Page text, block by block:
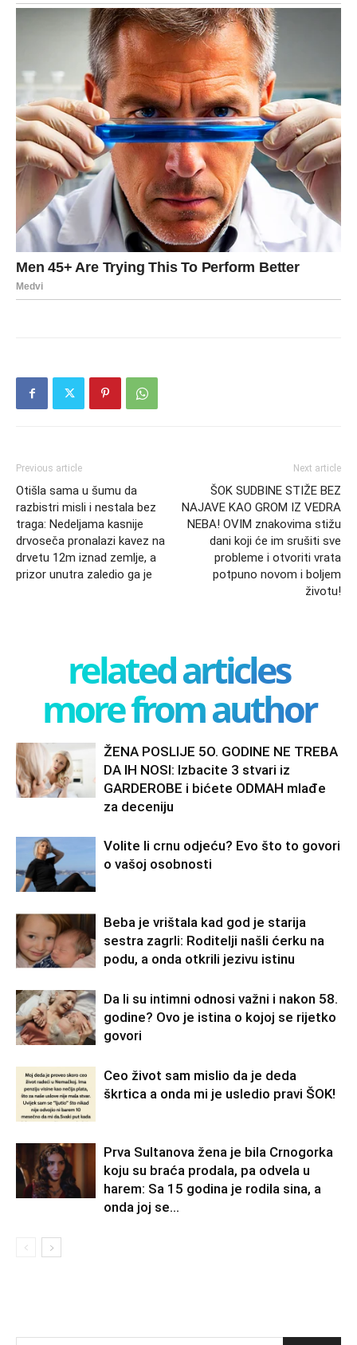
Previous article
Otišla sama u šumu da
razbistri misli i nestala bez
traga: Nedeljama kasnije
drvoseča pronalazi kavez na
drvetu 12m iznad zemlje, a
prizor unutra zaledio ga je
Next article
ŠOK SUDBINE STIŽE BEZ
NAJAVE KAO GROM IZ VEDRA
NEBA! OVIM znakovima stižu
dani koji će im srušiti sve
probleme i otvoriti vrata
potpuno novom i boljem
životu!
related articles
more from author
ŽENA POSLIJE 5O. GODINE NE TREBA
DA IH NOSI: Izbacite 3 stvari iz
GARDEROBE i bićete ODMAH mlađe
za deceniju
Volite li crnu odjeću? Evo što to govori
o vašoj osobnosti
Beba je vrištala kad god je starija
sestra zagrli: Roditelji našli ćerku na
podu, a onda otkrili jezivu istinu
Da li su intimni odnosi važni i nakon 58.
godine? Ovo je istina o kojoj se rijetko
govori
Ceo život sam mislio da je deda
škrtica a onda mi je usledio pravi ŠOK!
Prva Sultanova žena je bila Crnogorka
koju su braća prodala, pa odvela u
harem: Sa 15 godina je rodila sina, a
onda joj se...